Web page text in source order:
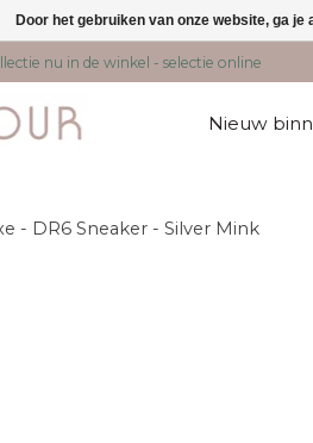
nu in de winkel - selectie online
Nieuw
- DR6 Sneaker - Silver Mink
Door het gebruiken van onze website, ga